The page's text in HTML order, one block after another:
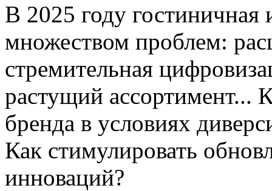
В 2025 году гостиничная
множеством проблем:
стремительная
растущий ассортимент...
бренда в условиях
Как стимулировать
инноваций?